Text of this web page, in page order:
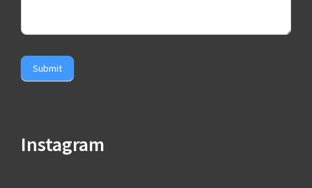
Submit
Instagram